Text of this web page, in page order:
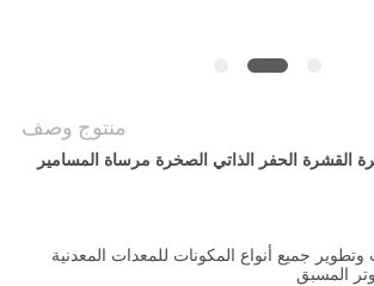
منتوج وصف
القشرة الحفر الذاتي الصخرة مرساة المسامير
جميع أنواع المكونات للمعدات المعدنية
المسبق